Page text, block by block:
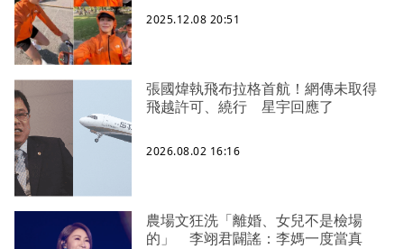
2025.12.08 20:51
張國煒執飛布拉格首航！網傳未取得
飛越許可、繞行 星宇回應了
2026.08.02 16:16
農場文狂洗「離婚、女兒不是檢場
的」 李翊君闢謠：李媽一度當真